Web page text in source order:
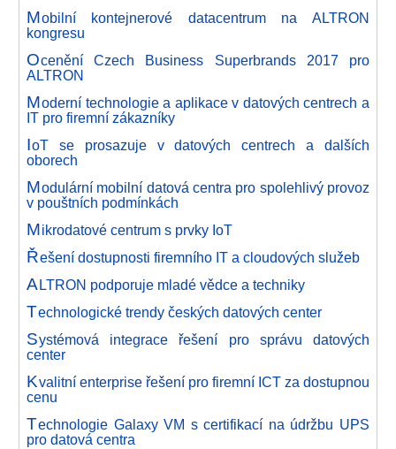
Mobilní kontejnerové datacentrum na ALTRON
kongresu
Ocenění Czech Business Superbrands 2017 pro
ALTRON
Moderní technologie a aplikace v datových centrech a
IT pro firemní zákazníky
IoT se prosazuje v datových centrech a dalších
oborech
Modulární mobilní datová centra pro spolehlivý provoz
v pouštních podmínkách
Mikrodatové centrum s prvky IoT
Řešení dostupnosti firemního IT a cloudových služeb
A LTRON podporuje mladé vědce a techniky
Technologické trendy českých datových center
Systémová integrace řešení pro správu datových
center
Kvalitní enterprise řešení pro firemní ICT za dostupnou
cenu
Technologie Galaxy VM s certifikací na údržbu UPS
pro datová centra